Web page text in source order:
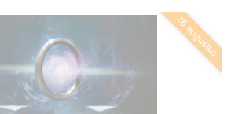
26 augustus